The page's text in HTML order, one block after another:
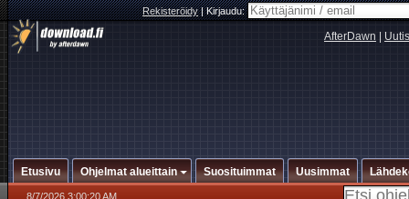
Rekisteröidy|Kirjaudu:
AfterDawn
Etusivu Ohjelmat alueittain Suosituimmat Uusimmat
8/7/2026 3:00:20 AM